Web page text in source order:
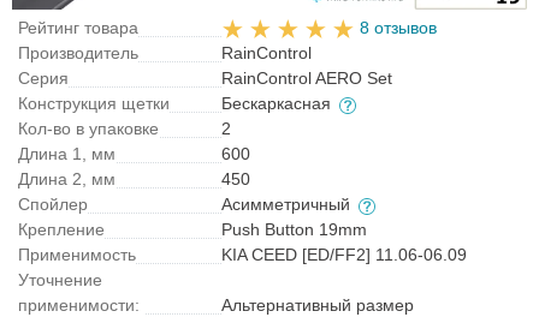
Рейтинг товара
8 отзывов
Производитель
RainControl
Серия
RainControl AERO Set
Конструкция щетки
Бескаркасная
Кол-во в упаковке
2
Длина 1, мм
600
Длина 2, мм
450
Спойлер
Асимметричный
Крепление
Push Button 19mm
Применимость
KIA CEED [ED/FF2] 11.06-06.09
Уточнение
применимости:
Альтернативный размер